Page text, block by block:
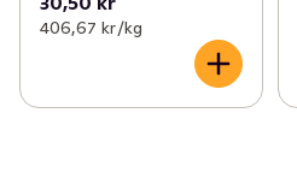
406,67 kr /kg